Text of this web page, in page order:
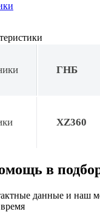
ГНБ
XZ360
в
данные и наш